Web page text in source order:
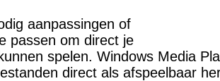
aanpassingen of
passen om direct je
spelen. Windows Media
direct als afspeelbaar